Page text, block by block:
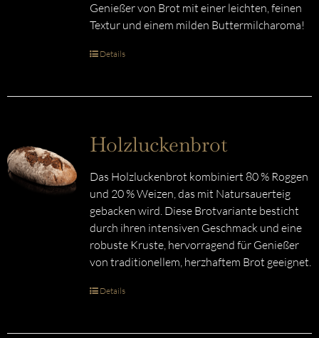
Genießer von Brot mit einer leichten, feinen
Textur und einem milden Buttermilcharoma!
Details
Holzluckenbrot
Das Holzluckenbrot kombiniert 80 % Roggen
und 20 % Weizen, das mit Natursauerteig
gebacken wird. Diese Brotvariante besticht
durch ihren intensiven Geschmack und eine
robuste Kruste, hervorragend für Genießer
von traditionellem, herzhaftem Brot geeignet.
Details